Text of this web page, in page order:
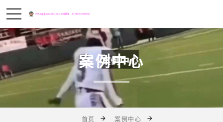
案例中心
首页
案例中心